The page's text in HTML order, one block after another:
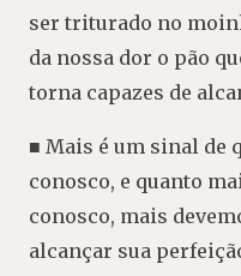
ser triturado no
da nossa dor o pão
torna capazes de
■ Mais é um sinal de
conosco, e quanto
conosco, mais
alcançar sua